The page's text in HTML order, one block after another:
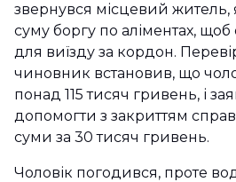
звернувся місцевий житель,
суму боргу по аліментах,
для виїзду за кордон.
чиновник встановив, що
понад 115 тисяч гривень, і
допомогти з закриттям
суми за 30 тисяч гривень.
Чоловік погодився, проте